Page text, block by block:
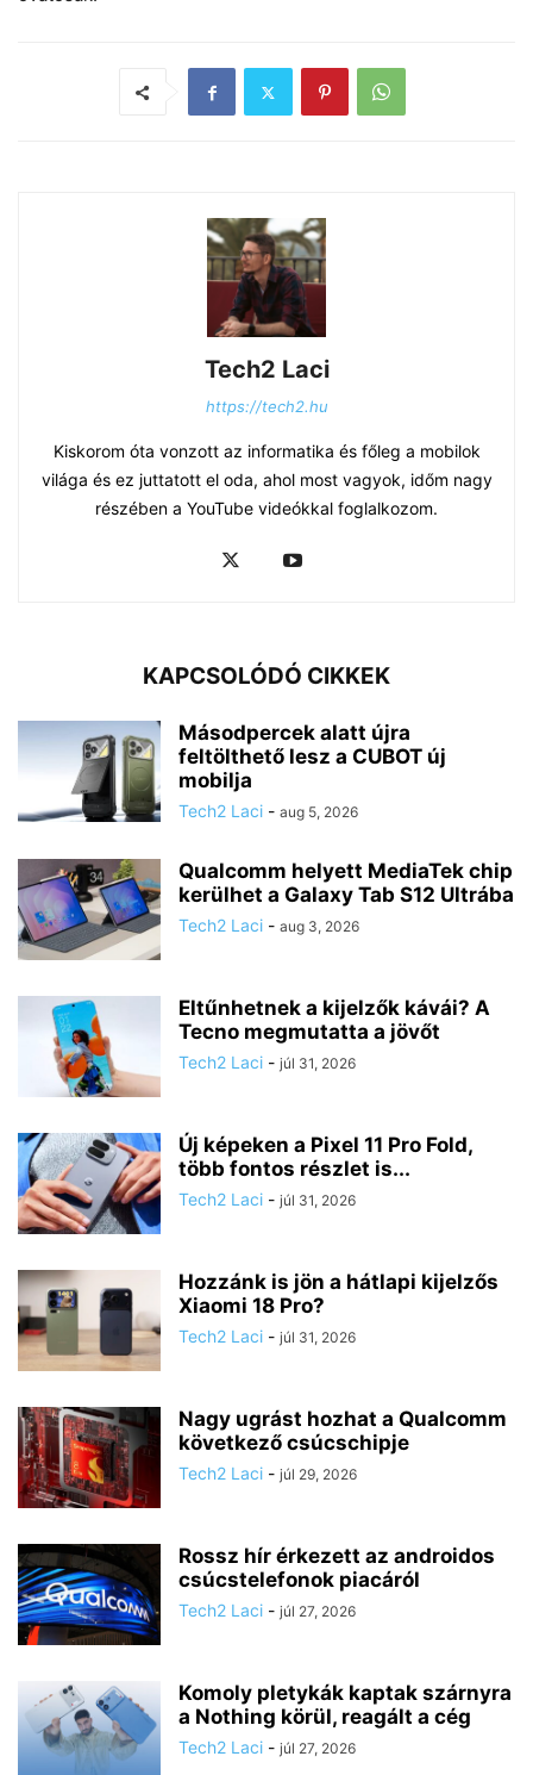
Tech2 Laci
https://tech2.hu
Kiskorom óta vonzott az informatika és főleg a mobilok
világa és ez juttatott el oda, ahol most vagyok, időm nagy
részében a YouTube videókkal foglalkozom.
KAPCSOLÓDÓ CIKKEK
Másodpercek alatt újra
feltölthető lesz a CUBOT új
mobilja
Tech2 Laci - aug 5, 2026
Qualcomm helyett MediaTek chip
kerülhet a Galaxy Tab S12 Ultrába
Tech2 Laci - aug 3, 2026
Eltűnhetnek a kijelzők kávái? A
Tecno megmutatta a jövőt
Tech2 Laci - júl 31, 2026
Új képeken a Pixel 11 Pro Fold,
több fontos részlet is...
Tech2 Laci - júl 31, 2026
Hozzánk is jön a hátlapi kijelzős
Xiaomi 18 Pro?
Tech2 Laci - júl 31, 2026
Nagy ugrást hozhat a Qualcomm
következő csúcschipje
Tech2 Laci - júl 29, 2026
Rossz hír érkezett az androidos
csúcstelefonok piacáról
Tech2 Laci - júl 27, 2026
Komoly pletykák kaptak szárnyra
a Nothing körül, reagált a cég
Tech2 Laci - júl 27, 2026